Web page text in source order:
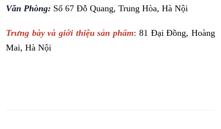
Văn Phòng: Số 67 Đỗ Quang, Trung Hòa, Hà Nội
Trưng bày và giới thiệu sản phẩm: 81 Đại Đồng, Hoàng
Mai, Hà Nội